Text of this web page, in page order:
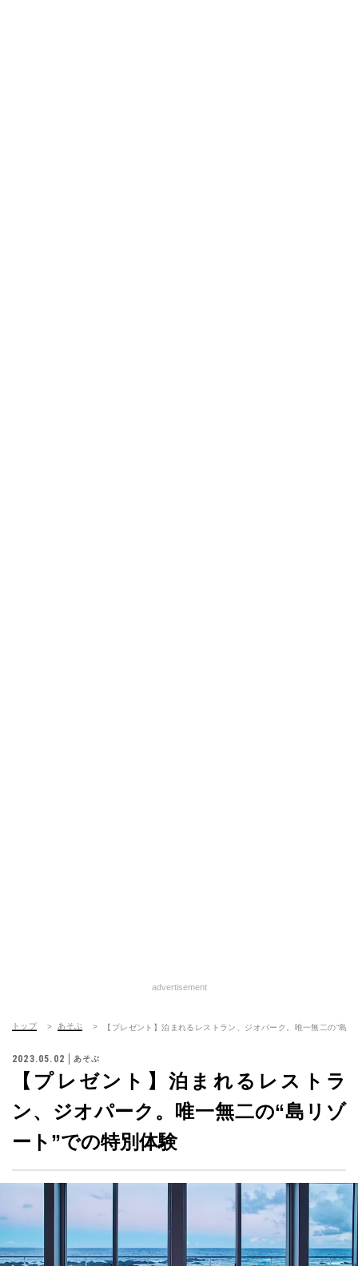
advertisement
トップ あそぶ 【プレゼント】泊まれるレストラン、ジオパーク。唯一無二の“島
2023.05.02 あそぶ
【プレゼント】泊まれるレストラ
ン、ジオパーク。唯一無二の“島リゾ
ート”での特別体験